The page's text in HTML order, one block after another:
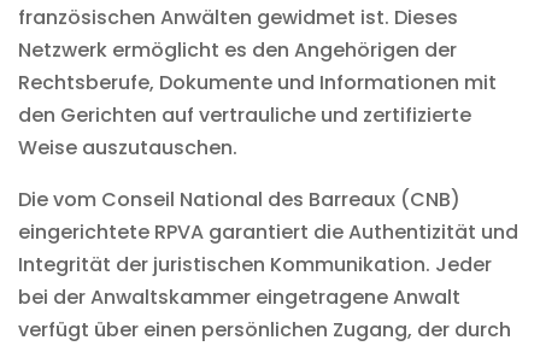
französischen Anwälten gewidmet ist. Dieses
Netzwerk ermöglicht es den Angehörigen der
Rechtsberufe, Dokumente und Informationen mit
den Gerichten auf vertrauliche und zertifizierte
Weise auszutauschen.
Die vom Conseil National des Barreaux (CNB)
eingerichtete RPVA garantiert die Authentizität und
Integrität der juristischen Kommunikation. Jeder
bei der Anwaltskammer eingetragene Anwalt
verfügt über einen persönlichen Zugang, der durch